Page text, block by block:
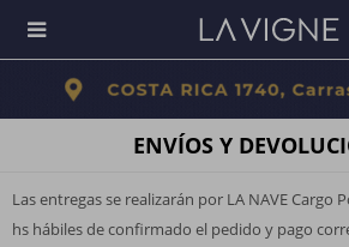

ENVÍOS Y
Las entregas se realizarán por LA NAVE Cargo
hs hábiles de confirmado el pedido y pago